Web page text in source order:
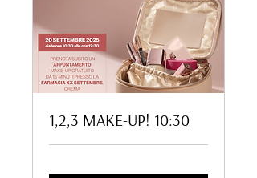
1,2,3 MAKE-UP! 10:30